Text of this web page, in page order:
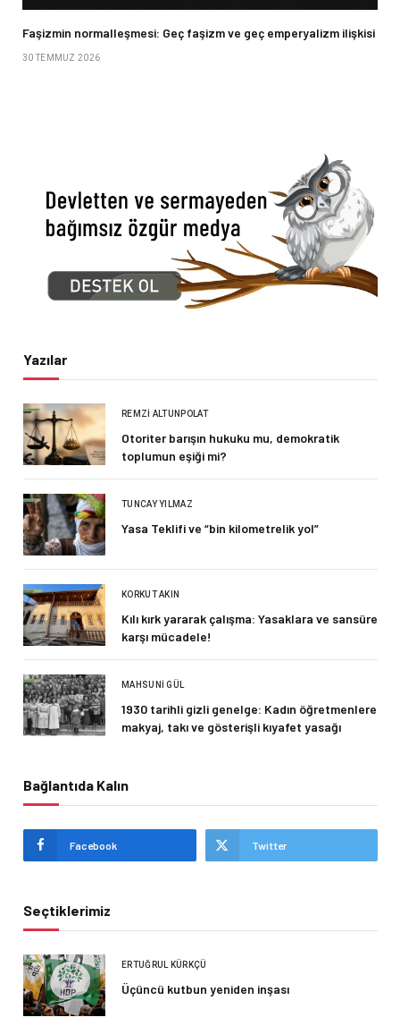
Faşizmin normalleşmesi: Geç faşizm ve geç emperyalizm ilişkisi
30 TEMMUZ 2026
Yazılar
REMZI ALTUNPOLAT
Otoriter barışın hukuku mu, demokratik
toplumun eşiği mi?
TUNCAY YILMAZ
Yasa Teklifi ve “bin kilometrelik yol”
KORKUT AKIN
Kılı kırk yararak çalışma: Yasaklara ve sansüre
karşı mücadele!
MAHSUNI GÜL
1930 tarihli gizli genelge: Kadın öğretmenlere
makyaj, takı ve gösterişli kıyafet yasağı
Bağlantıda Kalın
Facebook Twitter
Seçtiklerimiz
ERTUĞRUL KÜRKÇÜ
Üçüncü kutbun yeniden inşası